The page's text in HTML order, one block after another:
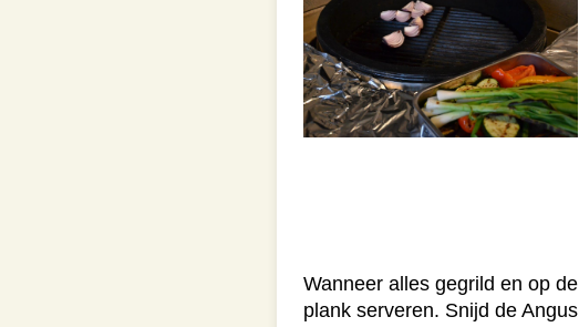
Wanneer alles gegrild en op
plank serveren. Snijd de